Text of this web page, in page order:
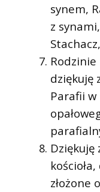
synem,
z
Rodzinie
dziękuję
Parafii
Dziękuję
złożone